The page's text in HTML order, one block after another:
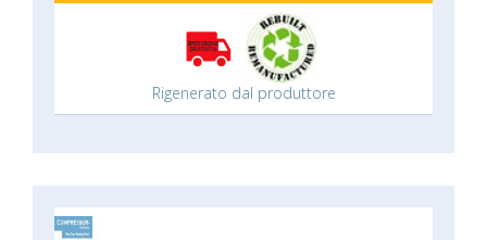
Rigenerato dal produttore